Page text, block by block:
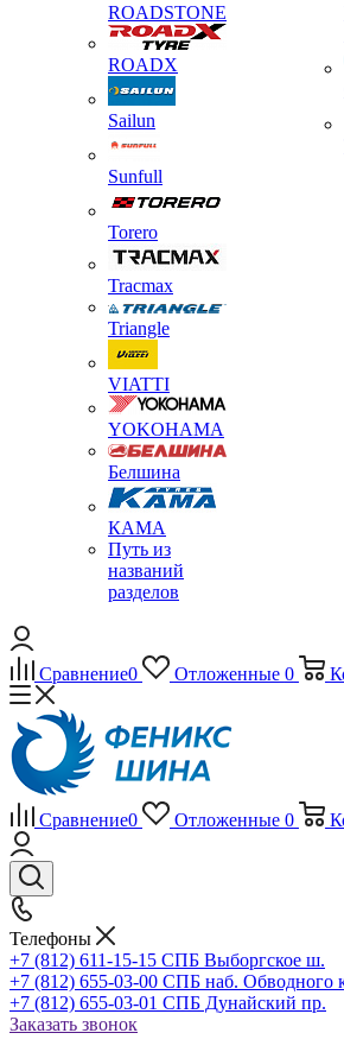
ROADSTONE
ROADX
Sailun
Sunfull
Torero
Tracmax
Triangle
VIATTI
YOKOHAMA
Белшина
КАМА
Путь из
названий
разделов
Сравнение0 Отложенные 0
Сравнение0 Отложенные 0
Телефоны
+7 (812) 611-15-15 СПБ Выборгское ш.
+7 (812) 655-03-00 СПБ наб. Обводного
+7 (812) 655-03-01 СПБ Дунайский пр.
Заказать звонок